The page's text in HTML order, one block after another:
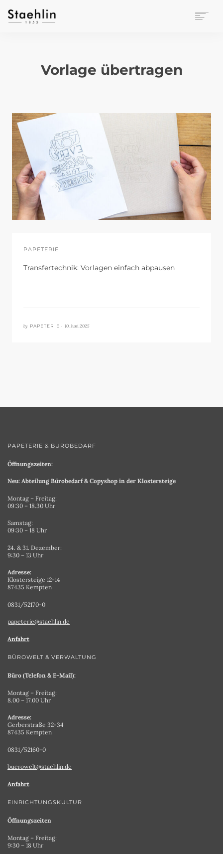
BÜROWELT
VERANSTALTUNGEN
Vorlage übertragen
PAPETERIE
Transfertechnik: Vorlagen einfach abpausen
by PAPETERIE • 10. Juni 2025
PAPETERIE & BÜROBEDARF
Öffnungszeiten:
Neu: Abteilung Bürobedarf & Copyshop in der Klostersteige
Montag – Freitag:
09:30 – 18.30 Uhr
Samstag:
09:30 – 18 Uhr
24. & 31. Dezember:
9:30 – 13 Uhr
Adresse:
Klostersteige 12-14
87435 Kempten
0831/52170-0
papeterie@staehlin.de
Anfahrt
BÜROWELT & VERWALTUNG
Büro (Telefon & E-Mail):
Montag – Freitag:
8.00 – 17.00 Uhr
Adresse:
Gerberstraße 32-34
87435 Kempten
0831/52160-0
buerowelt@staehlin.de
Anfahrt
EINRICHTUNGSKULTUR
Öffnungszeiten
Montag – Freitag:
9:30 – 18 Uhr